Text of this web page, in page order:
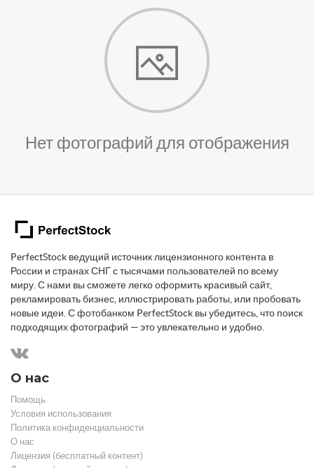
Нет фотографий для отображения
PerfectStock ведущий источник лицензионного контента в
России и странах СНГ с тысячами пользователей по всему
миру. С нами вы сможете легко оформить красивый сайт,
рекламировать бизнес, иллюстрировать работы, или пробовать
новые идеи. С фотобанком PerfectStock вы убедитесь, что поиск
подходящих фотографий — это увлекательно и удобно.
О нас
Помощь
Условия использования
Политика конфиденциальности
О нас
Лицензия (бесплатный контент)